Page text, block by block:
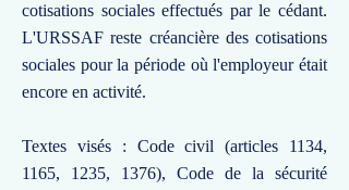
cotisations sociales effectués par le cédant.
L'URSSAF reste créancière des cotisations
sociales pour la période où l'employeur était
encore en activité.
Textes visés : Code civil (articles 1134,
1165, 1235, 1376), Code de la sécurité